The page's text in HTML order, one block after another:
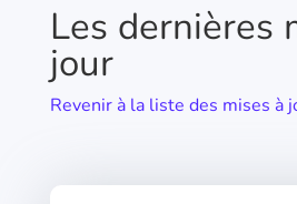
Les dernières
jour
Revenir à la liste des mises à